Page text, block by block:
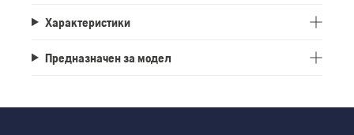
Характеристики
Предназначен за модел